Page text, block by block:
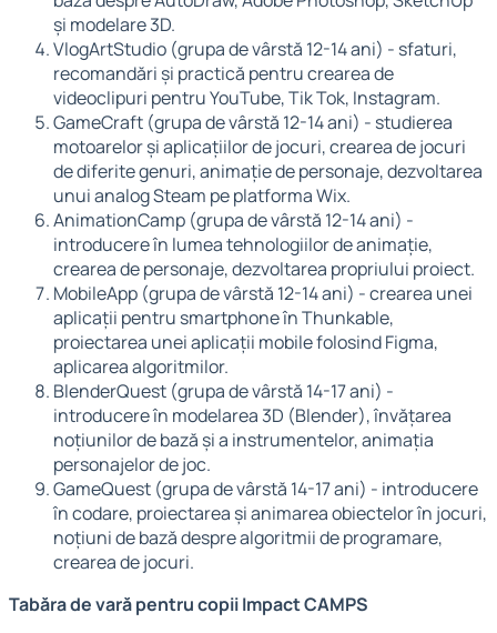
și modelare 3D.
VlogArtStudio (grupa de vârstă 12-14 ani) - sfaturi,
recomandări și practică pentru crearea de
videoclipuri pentru YouTube, Tik Tok, Instagram.
GameCraft (grupa de vârstă 12-14 ani) - studierea
motoarelor și aplicațiilor de jocuri, crearea de jocuri
de diferite genuri, animație de personaje, dezvoltarea
unui analog Steam pe platforma Wix.
AnimationCamp (grupa de vârstă 12-14 ani) -
introducere în lumea tehnologiilor de animație,
crearea de personaje, dezvoltarea propriului proiect.
MobileApp (grupa de vârstă 12-14 ani) - crearea unei
aplicații pentru smartphone în Thunkable,
proiectarea unei aplicații mobile folosind Figma,
aplicarea algoritmilor.
BlenderQuest (grupa de vârstă 14-17 ani) -
introducere în modelarea 3D (Blender), învățarea
noțiunilor de bază și a instrumentelor, animația
personajelor de joc.
GameQuest (grupa de vârstă 14-17 ani) - introducere
în codare, proiectarea și animarea obiectelor în jocuri,
noțiuni de bază despre algoritmii de programare,
crearea de jocuri.
Tabăra de vară pentru copii Impact CAMPS